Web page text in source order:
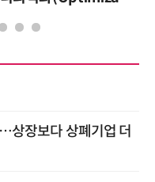
상장보다 상폐기업 더